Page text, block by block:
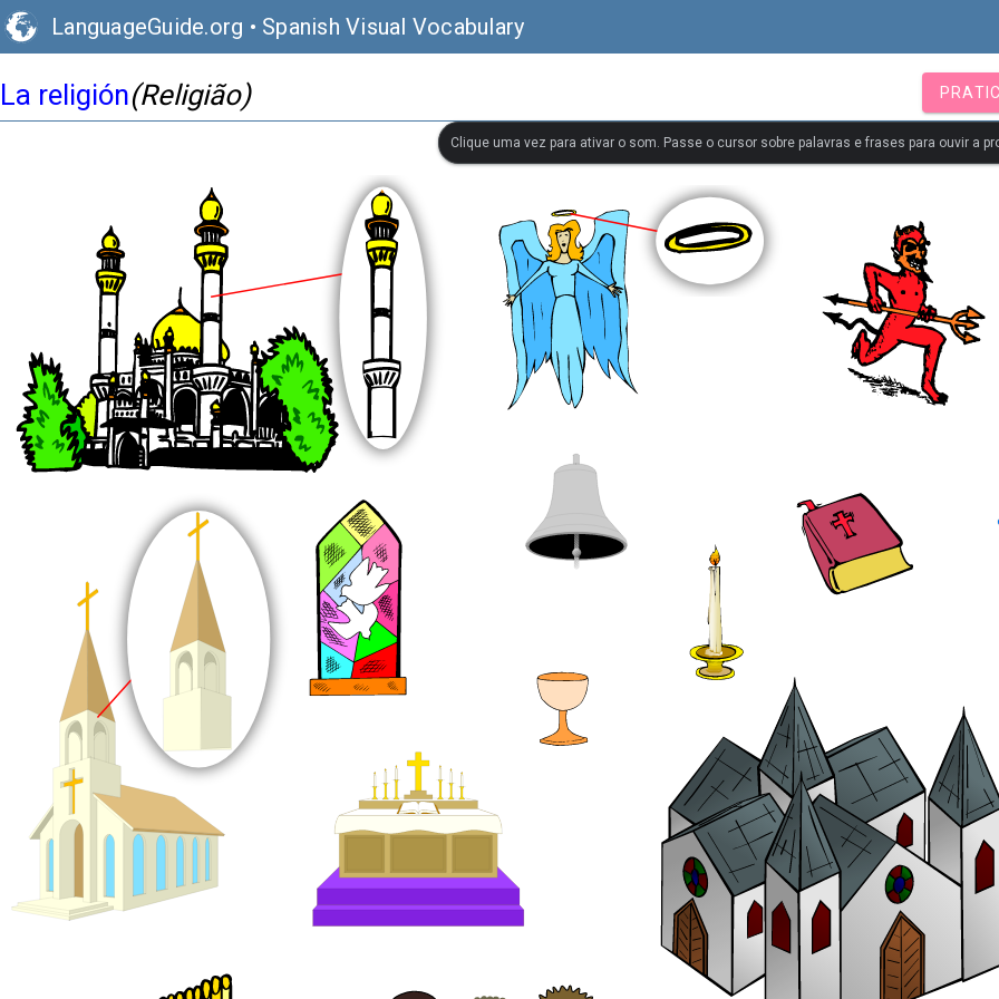
LanguageGuide.org • Spanish Visual Vocabulary
La religión(Religião)
Clique uma vez para ativar o som. Passe o cursor sobre palavras e frases para ouvir a